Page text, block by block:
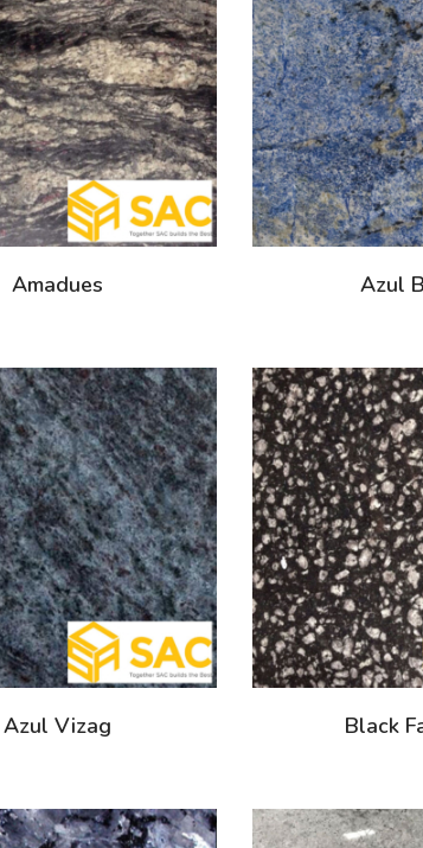
Amadues Azul
Azul Vizag Black